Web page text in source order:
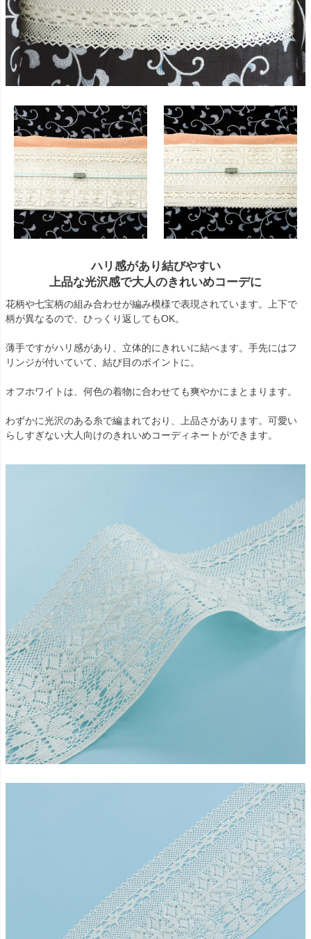
ハリ感があり結びやすい
上品な光沢感で大人のきれいめコーデに
花柄や七宝柄の組み合わせが編み模様で表現されています。上下で
柄が異なるので、ひっくり返してもOK。
薄手ですがハリ感があり、立体的にきれいに結べます。手先にはフ
リンジが付いていて、結び目のポイントに。
オフホワイトは、何色の着物に合わせても爽やかにまとまります。
わずかに光沢のある糸で編まれており、上品さがあります。可愛い
らしすぎない大人向けのきれいめコーディネートができます。